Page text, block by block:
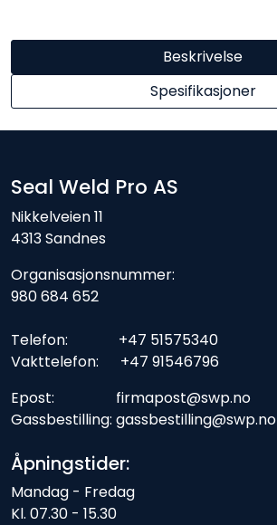
Beskrivelse
Spesifikasjoner
Seal Weld Pro AS
Nikkelveien 11
4313 Sandnes
Organisasjonsnummer:
980 684 652
Telefon: +47 51575340
Vakttelefon: +47 91546796
Epost: firmapost@swp.no
Gassbestilling: gassbestilling@swp.no
Åpningstider:
Mandag - Fredag
Kl. 07.30 - 15.30